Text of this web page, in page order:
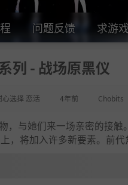
问题反馈 求游戏
列 - 战场原黑仪
选择 恋活 4年前 Chobits
，与她们来一场亲密的接触。
将加入许多新要素。前代